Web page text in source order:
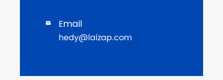
 Email
hedy@laizap.com